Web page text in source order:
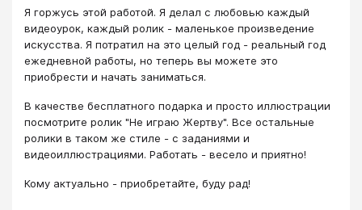
Я горжусь этой работой. Я делал с любовью каждый
видеоурок, каждый ролик - маленькое произведение
искусства. Я потратил на это целый год - реальный год
ежедневной работы, но теперь вы можете это
приобрести и начать заниматься.
В качестве бесплатного подарка и просто иллюстрации
посмотрите ролик "Не играю Жертву". Все остальные
ролики в таком же стиле - с заданиями и
видеоиллюстрациями. Работать - весело и приятно!
Кому актуально - приобретайте, буду рад!